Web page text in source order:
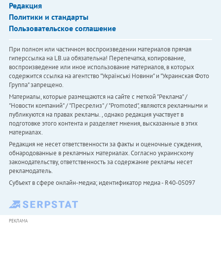
Редакция
Политики и стандарты
Пользовательское соглашение
При полном или частичном воспроизведении материалов прямая
гиперссылка на LB.ua обязательна! Перепечатка, копирование,
воспроизведение или иное использование материалов, в которых
содержится ссылка на агентство "Українськi Новини" и "Украинская Фото
Группа" запрещено.
Материалы, которые размещаются на сайте с меткой "Реклама" /
"Новости компаний" / "Пресрелиз" / "Promoted", являются рекламными и
публикуются на правах рекламы. , однако редакция участвует в
подготовке этого контента и разделяет мнения, высказанные в этих
материалах.
Редакция не несет ответственности за факты и оценочные суждения,
обнародованные в рекламных материалах. Согласно украинскому
законодательству, ответственность за содержание рекламы несет
рекламодатель.
Субъект в сфере онлайн-медиа; идентификатор медиа - R40-05097
РЕКЛАМА